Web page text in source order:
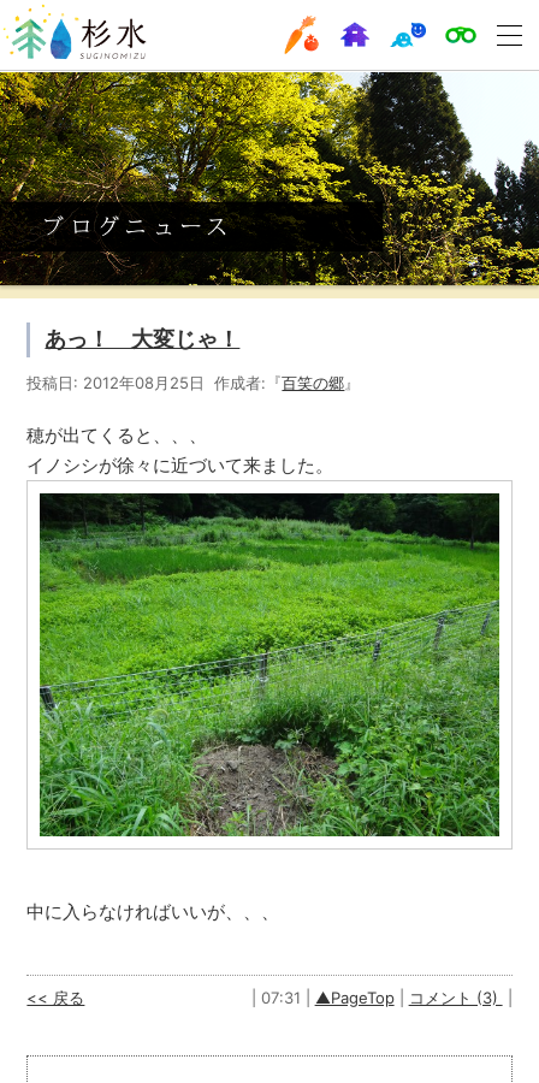
あっ！ 大変じゃ！
投稿日: 2012年08月25日 作成者:『百笑の郷』
穂が出てくると、、、
イノシシが徐々に近づいて来ました。
中に入らなければいいが、、、
| 07:31 | ▲PageTop| コメント (3)
<< 戻る